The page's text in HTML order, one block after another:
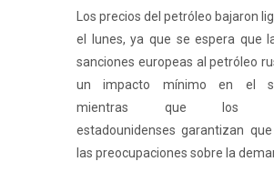
Los precios del petróleo bajaron
el lunes, ya que se espera que
sanciones europeas al petróleo
un impacto mínimo en el
mientras que los
estadounidenses garantizan
las preocupaciones sobre la